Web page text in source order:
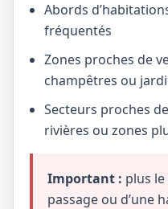
Abords
fréquentés
Zones proches de
champêtres ou
Secteurs proches
rivières ou zones
Important : plus
passage ou d’une